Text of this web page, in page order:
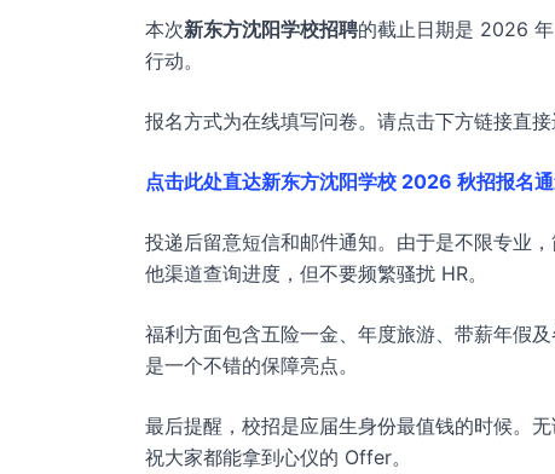
本次新东方沈阳学校招聘的截止日期是 2026
行动。
报名方式为在线填写问卷。请点击下方链接直
点击此处直达新东方沈阳学校 2026 秋招报名
投递后留意短信和邮件通知。由于是不限专业
他渠道查询进度，但不要频繁骚扰 HR。
福利方面包含五险一金、年度旅游、带薪年假
是一个不错的保障亮点。
最后提醒，校招是应届生身份最值钱的时候。
祝大家都能拿到心仪的 Offer。